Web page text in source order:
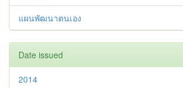
แผนพัฒนาตนเอง
Date issued
2014